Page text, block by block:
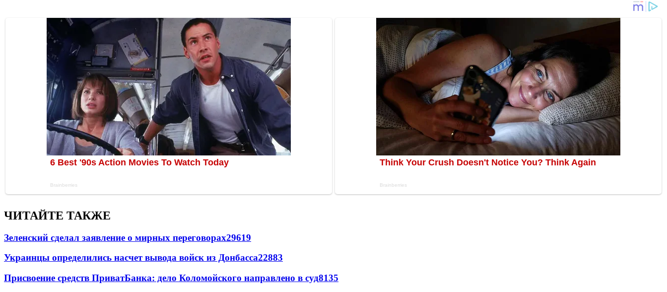
ЧИТАЙТЕ ТАКЖЕ
Зеленский сделал заявление о мирных переговорах29619
Украинцы определились насчет вывода войск из Донбасса22883
Присвоение средств ПриватБанка: дело Коломойского направлено в суд8135